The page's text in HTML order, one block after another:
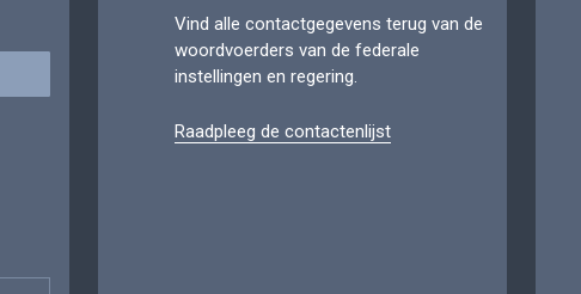
Vind alle contactgegevens terug van de
woordvoerders van de federale
instellingen en regering.
Raadpleeg de contactenlijst